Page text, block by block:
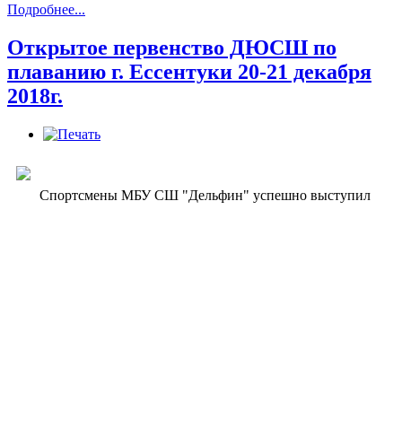
Подробнее...
Открытое первенство ДЮСШ по
плаванию г. Ессентуки 20-21 декабря
2018г.
Спортсмены МБУ СШ "Дельфин" успешно выступил